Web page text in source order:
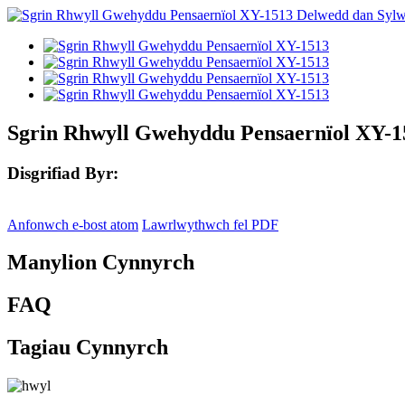
Sgrin Rhwyll Gwehyddu Pensaernïol XY-
Disgrifiad Byr:
Anfonwch e-bost atom Lawrlwythwch fel PDF
Manylion Cynnyrch
FAQ
Tagiau Cynnyrch